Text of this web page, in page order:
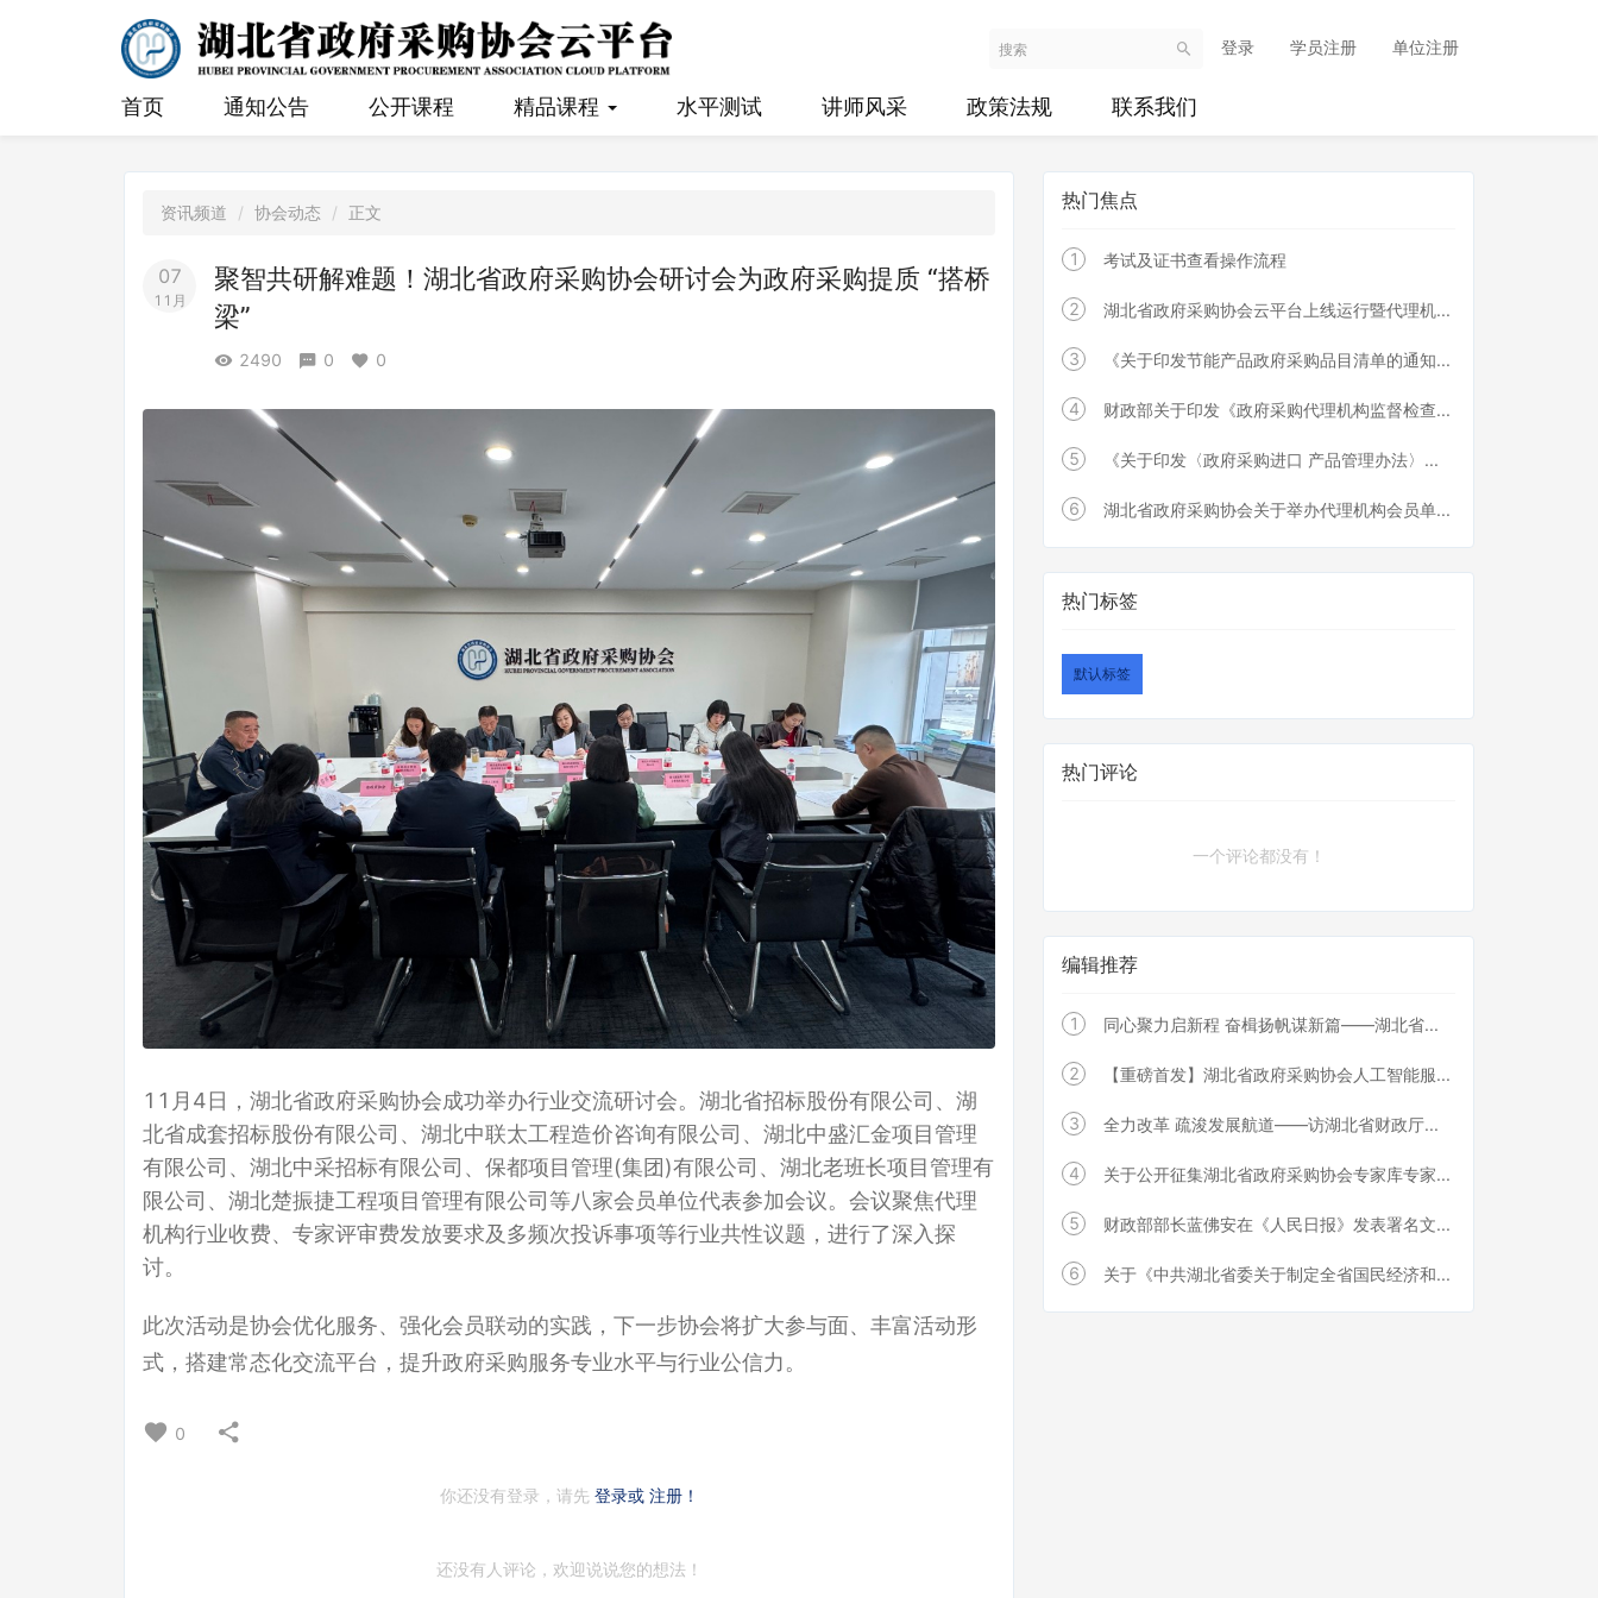
登录 学员注册 单位注册
首页 通知公告 公开课程 精品课程 水平测试 讲师风采 政策法规 联系我们
资讯频道 协会动态 正文
07
11月
聚智共研解难题！湖北省政府采购协会研讨会为政府采购提质 “搭桥
梁”
2490 0 0
11月4日，湖北省政府采购协会成功举办行业交流研讨会。湖北省招标股份有限公司、湖
北省成套招标股份有限公司、湖北中联太工程造价咨询有限公司、湖北中盛汇金项目管理
有限公司、湖北中采招标有限公司、保都项目管理(集团)有限公司、湖北老班长项目管理有
限公司、湖北楚振捷工程项目管理有限公司等八家会员单位代表参加会议。会议聚焦代理
机构行业收费、专家评审费发放要求及多频次投诉事项等行业共性议题，进行了深入探
讨。
此次活动是协会优化服务、强化会员联动的实践，下一步协会将扩大参与面、丰富活动形
式，搭建常态化交流平台，提升政府采购服务专业水平与行业公信力。
0
你还没有登录，请先 登录或 注册！
还没有人评论，欢迎说说您的想法！
热门焦点
1 考试及证书查看操作流程
2 湖北省政府采购协会云平台上线运行暨代理机...
3 《关于印发节能产品政府采购品目清单的通知...
4 财政部关于印发《政府采购代理机构监督检查...
5 《关于印发〈政府采购进口 产品管理办法〉...
6 湖北省政府采购协会关于举办代理机构会员单...
热门标签
默认标签
热门评论
一个评论都没有！
编辑推荐
1 同心聚力启新程 奋楫扬帆谋新篇——湖北省...
2 【重磅首发】湖北省政府采购协会人工智能服...
3 全力改革 疏浚发展航道——访湖北省财政厅...
4 关于公开征集湖北省政府采购协会专家库专家...
5 财政部部长蓝佛安在《人民日报》发表署名文...
6 关于《中共湖北省委关于制定全省国民经济和...